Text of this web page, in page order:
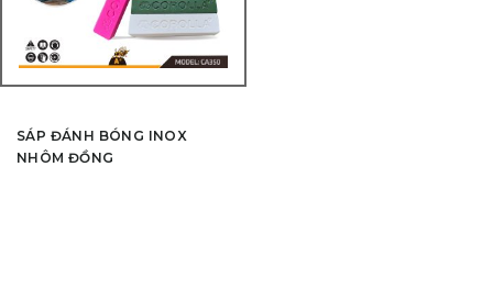
SÁP ĐÁNH BÓNG INOX
NHÔM ĐỒNG